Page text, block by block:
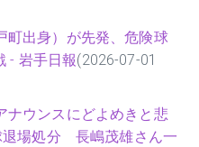
町出身）が先発、危険球
- 岩手日報(2026-07-01
ナウンスにどよめきと悲
場処分 長嶋茂雄さん一